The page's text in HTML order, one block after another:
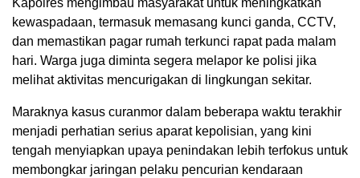
kewaspadaan, termasuk memasang kunci ganda, CCTV,
dan memastikan pagar rumah terkunci rapat pada malam
hari. Warga juga diminta segera melapor ke polisi jika
melihat aktivitas mencurigakan di lingkungan sekitar.
Maraknya kasus curanmor dalam beberapa waktu terakhir
menjadi perhatian serius aparat kepolisian, yang kini
tengah menyiapkan upaya penindakan lebih terfokus untuk
membongkar jaringan pelaku pencurian kendaraan